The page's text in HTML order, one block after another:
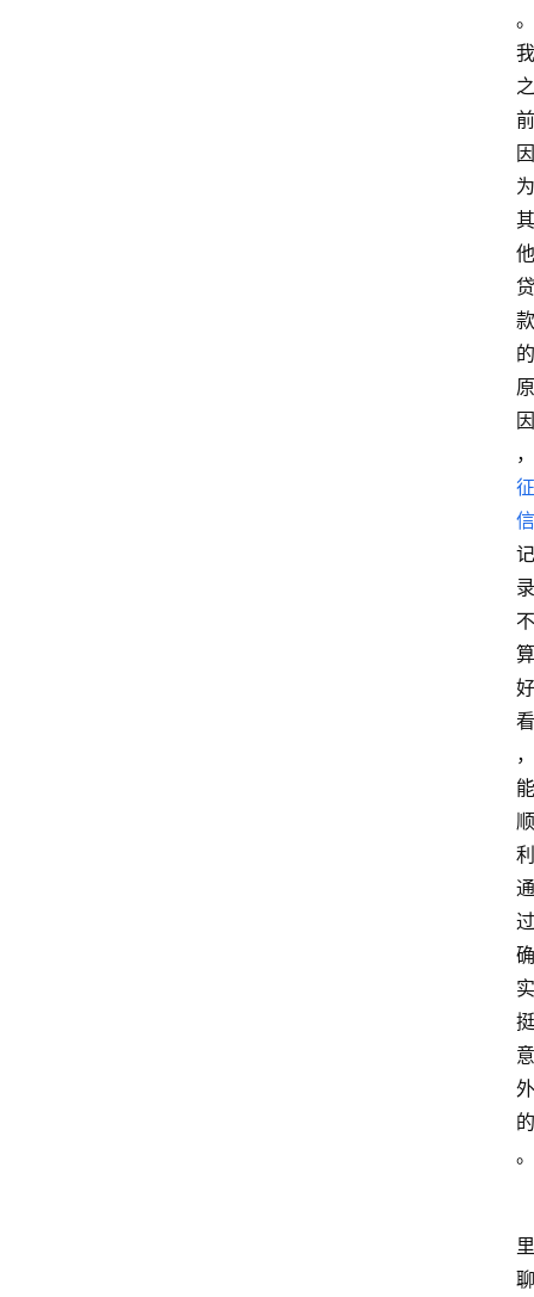
。
我
之
前
因
为
其
他
贷
款
的
原
因
，
征
信
记
录
不
算
好
看
，
能
顺
利
通
过
确
实
挺
意
外
的
。
里
聊